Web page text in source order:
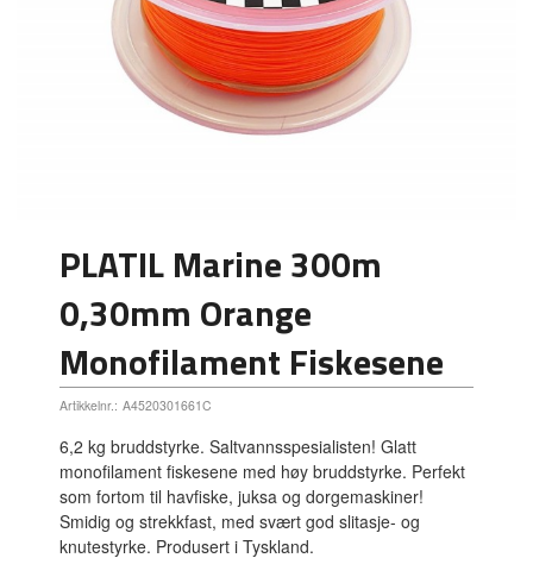
PLATIL Marine 300m
0,30mm Orange
Monofilament Fiskesene
Artikkelnr.: A4520301661C
6,2 kg bruddstyrke. Saltvannsspesialisten! Glatt
monofilament fiskesene med høy bruddstyrke. Perfekt
som fortom til havfiske, juksa og dorgemaskiner!
Smidig og strekkfast, med svært god slitasje- og
knutestyrke. Produsert i Tyskland.